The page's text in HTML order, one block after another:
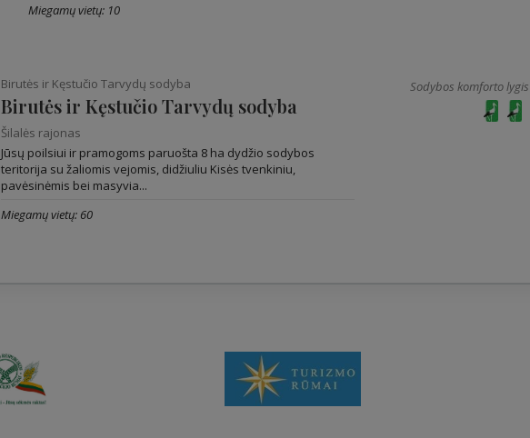
Miegamų vietų: 10
Birutės ir Kęstučio Tarvydų sodyba
Birutės ir Kęstučio Tarvydų sodyba
Šilalės rajonas
Jūsų poilsiui ir pramogoms paruošta 8 ha dydžio sodybos
teritorija su žaliomis vejomis, didžiuliu Kisės tvenkiniu,
pavėsinėmis bei masyvia...
Sodybos komforto lygis
Miegamų vietų: 60